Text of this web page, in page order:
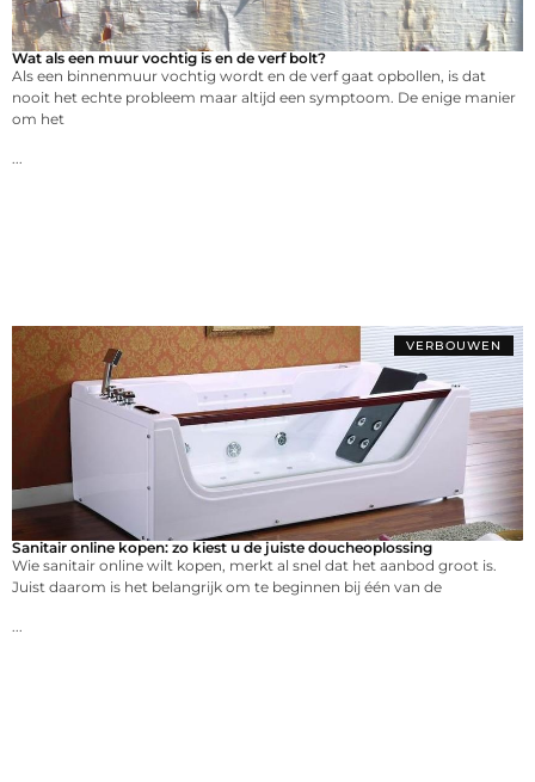
Wat als een muur vochtig is en de verf bolt?
Als een binnenmuur vochtig wordt en de verf gaat opbollen, is dat
nooit het echte probleem maar altijd een symptoom. De enige manier
om het
VERBOUWEN
Sanitair online kopen: zo kiest u de juiste doucheoplossing
Wie sanitair online wilt kopen, merkt al snel dat het aanbod groot is.
Juist daarom is het belangrijk om te beginnen bij één van de